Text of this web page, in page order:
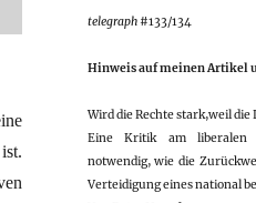
telegraph#133/134
Hinweis auf meinen Artikel
Wird die Rechte stark,weil
Eine Kritik am liberalen
notwendig, wie die
Verteidigung eines national